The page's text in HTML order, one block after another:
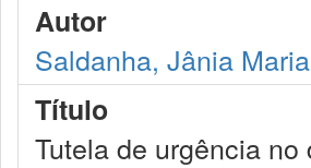
Autor
Saldanha, Jânia
Título
Tutela de urgência